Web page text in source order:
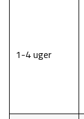
1-4 uger